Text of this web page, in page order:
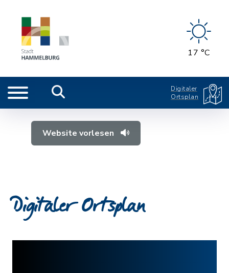
17 °C
Digitaler
Ortsplan
Website vorlesen
Digitaler Ortsplan